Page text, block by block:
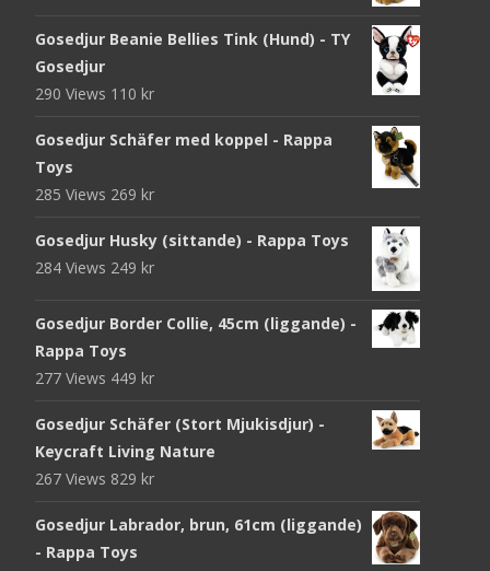
Gosedjur Beanie Bellies Tink (Hund) - TY
Gosedjur
290 Views 110 kr
Gosedjur Schäfer med koppel - Rappa
Toys
285 Views 269 kr
Gosedjur Husky (sittande) - Rappa Toys
284 Views 249 kr
Gosedjur Border Collie, 45cm (liggande) -
Rappa Toys
277 Views 449 kr
Gosedjur Schäfer (Stort Mjukisdjur) -
Keycraft Living Nature
267 Views 829 kr
Gosedjur Labrador, brun, 61cm (liggande)
- Rappa Toys